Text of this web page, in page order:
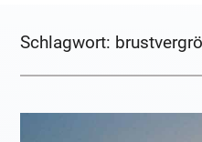
Schlagwort: